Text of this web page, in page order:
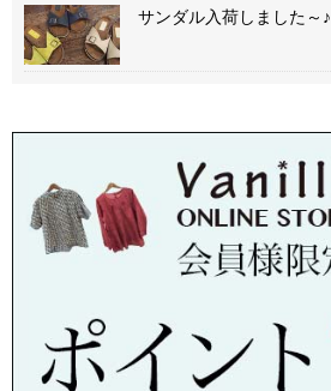
サンダル入荷しました～♪